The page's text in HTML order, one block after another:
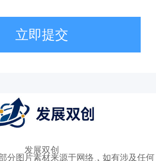
立即提交
发展双创
分图片素材来源于网络，如有涉及任何